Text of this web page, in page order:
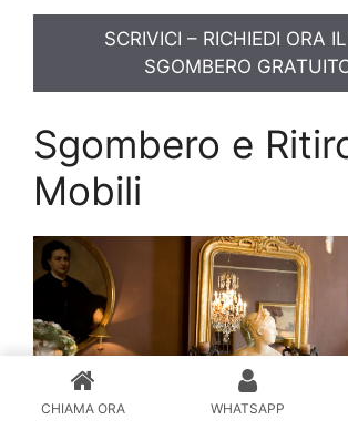
SCRIVICI – RICHIEDI ORA
SGOMBERO
Sgombero e
Mobili
CHIAMA ORA WHATSAPP